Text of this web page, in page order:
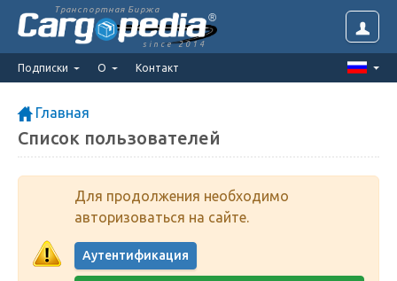
Транспортная Биржа
since 2014
Подписки О Контакт
Главная
Список пользователей
Для продолжения необходимо
авторизоваться на сайте.
Аутентификация